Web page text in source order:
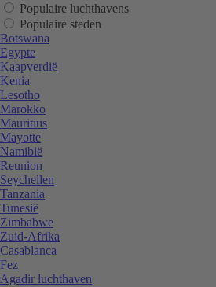
Populaire luchthavens
Populaire steden
Botswana
Egypte
Kaapverdië
Kenia
Lesotho
Marokko
Mauritius
Mayotte
Namibië
Reunion
Seychellen
Tanzania
Tunesië
Zimbabwe
Zuid-Afrika
Casablanca
Fez
Agadir luchthaven